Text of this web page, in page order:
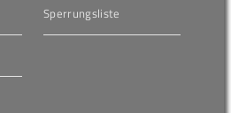
Sperrungsliste